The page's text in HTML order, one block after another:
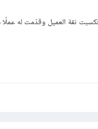
ثقة العميل وقدّمت له عملًا